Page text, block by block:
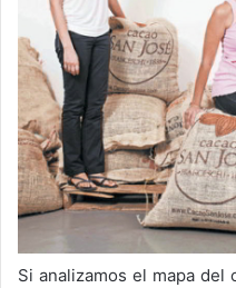
Si analizamos el mapa